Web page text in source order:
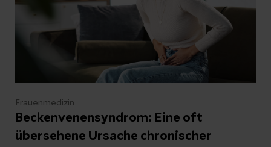
Frauenmedizin
Beckenvenensyndrom: Eine oft
übersehene Ursache chronischer